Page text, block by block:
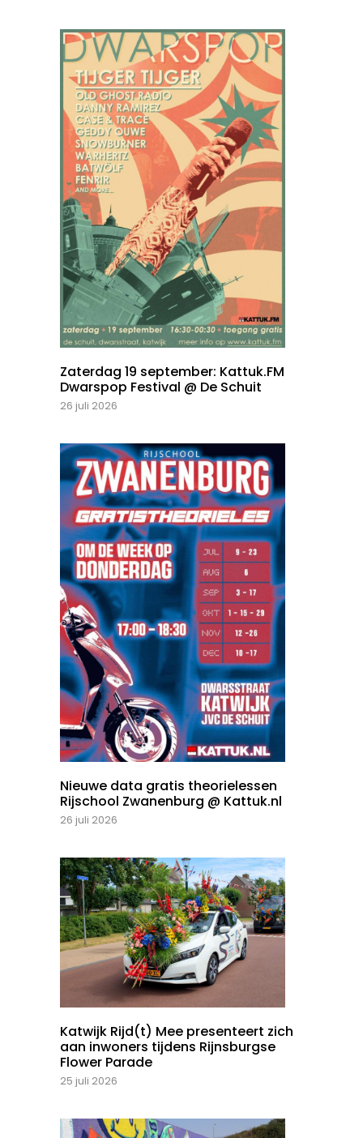
Zaterdag 19 september: Kattuk.FM
Dwarspop Festival @ De Schuit
26 juli 2026
Nieuwe data gratis theorielessen
Rijschool Zwanenburg @ Kattuk.nl
26 juli 2026
Katwijk Rijd(t) Mee presenteert zich
aan inwoners tijdens Rijnsburgse
Flower Parade
25 juli 2026